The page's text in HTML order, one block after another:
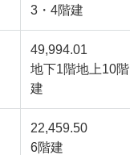
3・4階建
49,994.01
地下1階地上10階
建
22,459.50
6階建